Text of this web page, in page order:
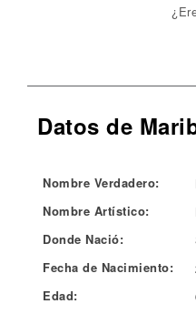
Datos de
Nombre Verdadero:
Nombre Artístico:
Donde Nació:
Fecha de Nacimiento:
Edad: